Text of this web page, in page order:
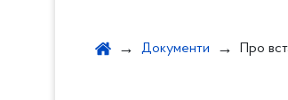
Документи Про